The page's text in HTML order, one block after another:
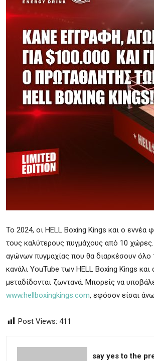
Το 2024, οι HELL Boxing Kings και ο εννέα
τους καλύτερους πυγμάχους από 10
αγώνων πυγμαχίας που θα διαρκέσουν
κανάλι YouTube των HELL Boxing Kings και
μεταδίδονται ζωντανά. Μπορείς να
www.hellboxingkings.com, εφόσον είσαι
Post Views: 411
say yes to the